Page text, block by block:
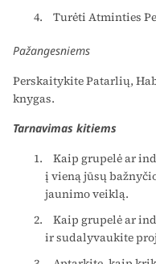
Turėti Atminties
Pažangesniems
Perskaitykite Patarlių,
knygas.
Tarnavimas kitiems
Kaip grupelė ar
į vieną jūsų
jaunimo veiklą.
Kaip grupelė ar
ir sudalyvaukite